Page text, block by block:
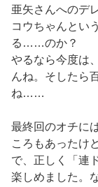
亜矢さんへのデ
コウちゃんとい
る……のか？
やるなら今度は
んね。そしたら
ね……
最終回のオチに
ころもあったけ
で、正しく「連
楽しめました。